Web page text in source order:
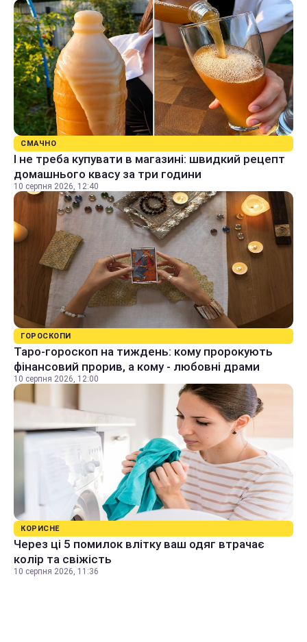
СМАЧНО
І не треба купувати в магазині: швидкий рецепт
домашнього квасу за три години
10 серпня 2026, 12:40
ГОРОСКОПИ
Таро-гороскоп на тиждень: кому пророкують
фінансовий прорив, а кому - любовні драми
10 серпня 2026, 12:00
КОРИСНЕ
Через ці 5 помилок влітку ваш одяг втрачає
колір та свіжість
10 серпня 2026, 11:36